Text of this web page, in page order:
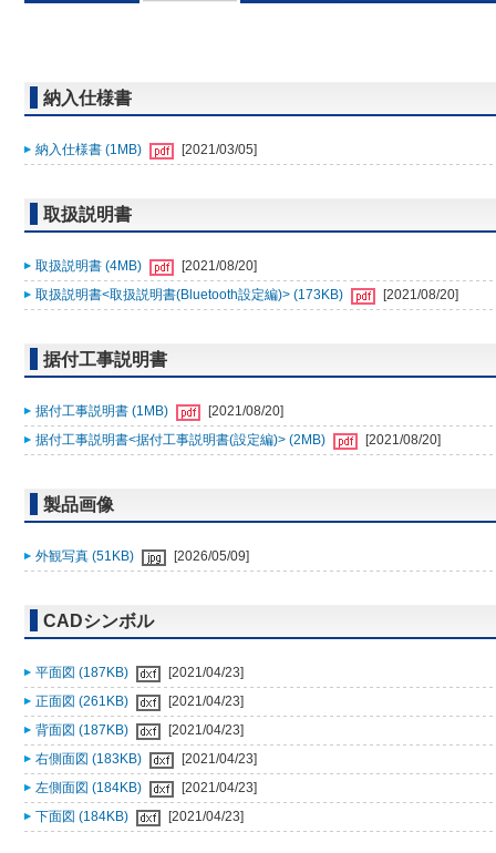
納入仕様書
納入仕様書 (1MB) [2021/03/05]
取扱説明書
取扱説明書 (4MB)
[2021/08/20]
取扱説明書<取扱説明書(Bluetooth設定編)> (173KB)
[2021/08/20]
据付工事説明書
据付工事説明書 (1MB)
[2021/08/20]
据付工事説明書<据付工事説明書(設定編)> (2MB)
[2021/08/20]
製品画像
外観写真 (51KB) [2026/05/09]
CADシンボル
平面図 (187KB)
[2021/04/23]
正面図 (261KB)
[2021/04/23]
背面図 (187KB)
[2021/04/23]
右側面図 (183KB)
[2021/04/23]
左側面図 (184KB)
[2021/04/23]
下面図 (184KB)
[2021/04/23]